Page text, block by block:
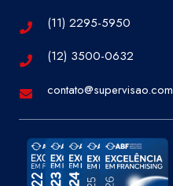
(11) 2295-5950
(12) 3500-0632
contato@supervisao.com